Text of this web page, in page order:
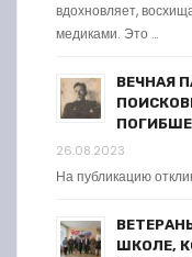
вдохновляет,
медиками. Это …
ВЕЧНАЯ
26.08.2023
На публикацию
ШКОЛЕ,